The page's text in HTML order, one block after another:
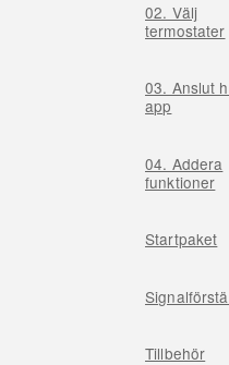
02. Välj
termostater
03. Anslut
app
04. Addera
funktioner
Startpaket
Tillbehör